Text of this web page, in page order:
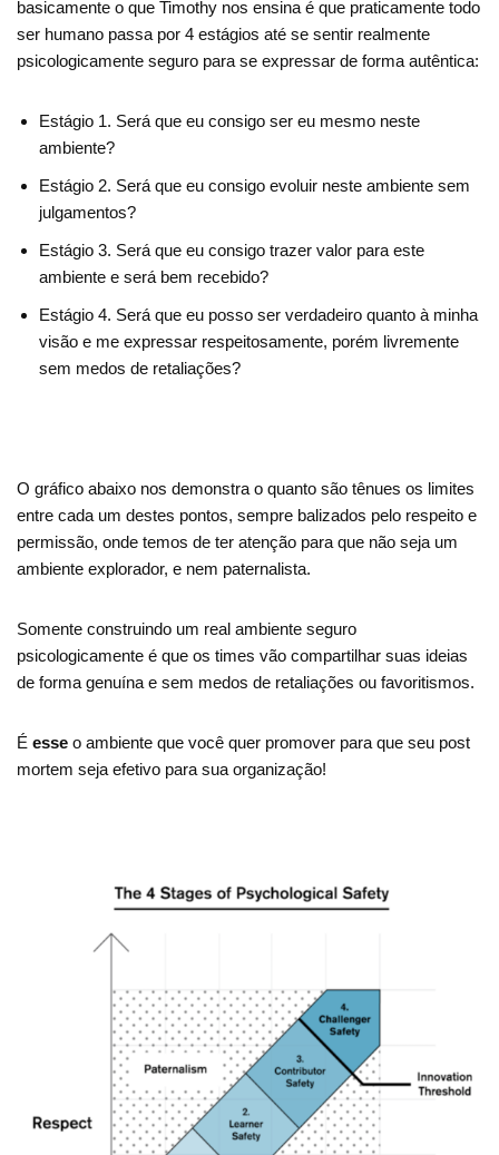
basicamente o que Timothy nos ensina é que praticamente todo
ser humano passa por 4 estágios até se sentir realmente
psicologicamente seguro para se expressar de forma autêntica:
Estágio 1. Será que eu consigo ser eu mesmo neste
ambiente?
Estágio 2. Será que eu consigo evoluir neste ambiente sem
julgamentos?
Estágio 3. Será que eu consigo trazer valor para este
ambiente e será bem recebido?
Estágio 4. Será que eu posso ser verdadeiro quanto à minha
visão e me expressar respeitosamente, porém livremente
sem medos de retaliações?
O gráfico abaixo nos demonstra o quanto são tênues os limites
entre cada um destes pontos, sempre balizados pelo respeito e
permissão, onde temos de ter atenção para que não seja um
ambiente explorador, e nem paternalista.
Somente construindo um real ambiente seguro
psicologicamente é que os times vão compartilhar suas ideias
de forma genuína e sem medos de retaliações ou favoritismos.
É esse o ambiente que você quer promover para que seu post
mortem seja efetivo para sua organização!